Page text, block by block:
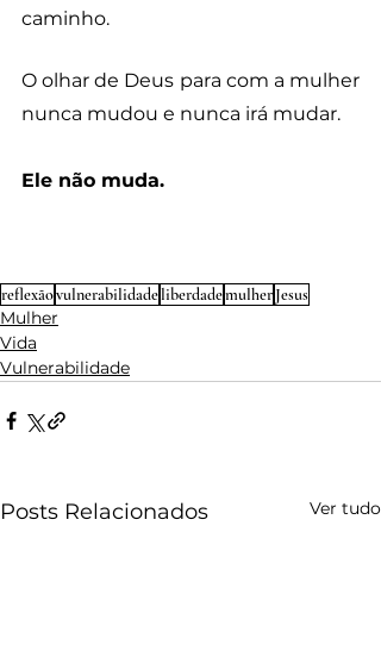
caminho.
O olhar de Deus para com a mulher
nunca mudou e nunca irá mudar.
Ele não muda.
reflexãovulnerabilidadeliberdademulherJesus
Mulher
Vida
Vulnerabilidade
Posts Relacionados Ver tudo